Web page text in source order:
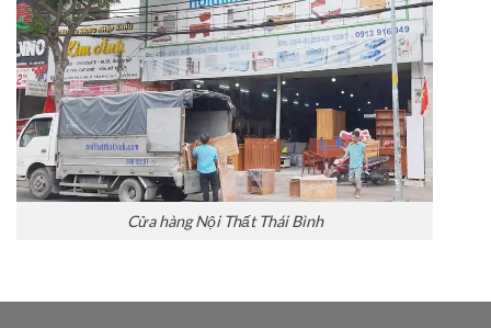
Cửa hàng Nội Thất Thái Bình